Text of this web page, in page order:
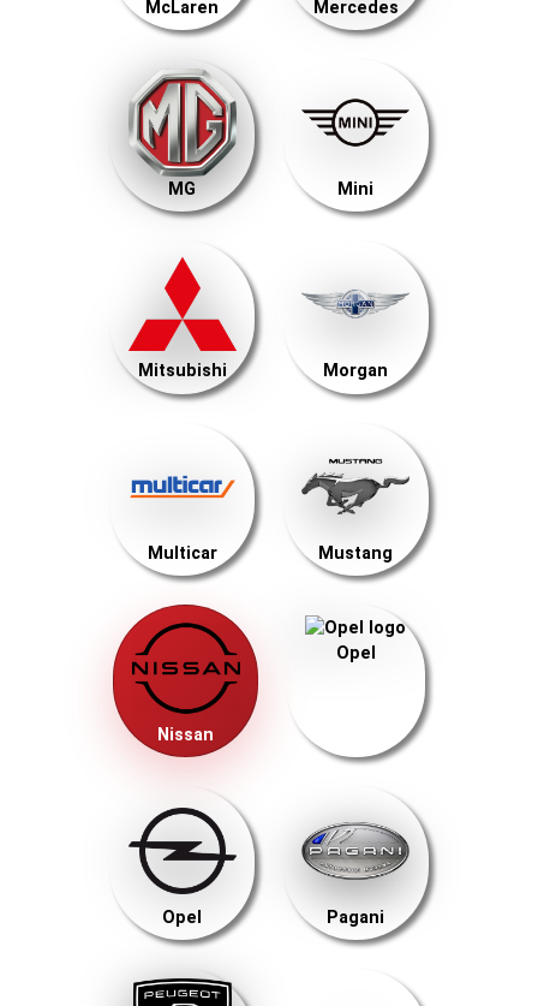
McLaren Mercedes
MG Mini
Mitsubishi Morgan
Multicar Mustang
Nissan
Opel
Opel Pagani